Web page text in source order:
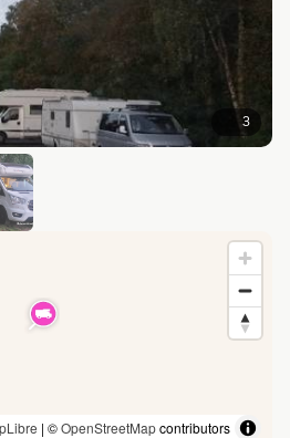
3
| ©OpenStreetMapcontributors